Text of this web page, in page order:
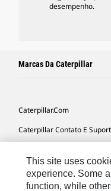
desempenho.
Marcas Da Caterpillar
Caterpillar.com
Caterpillar Contato E
Mapa Do Local
Cookie Settings
This site uses
experience. Some
function, while